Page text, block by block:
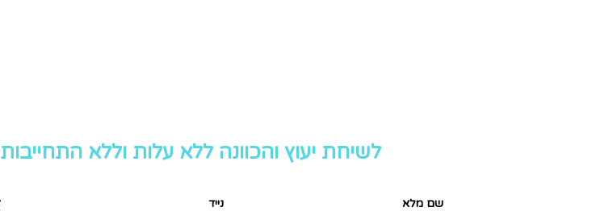
לשיחת יעוץ והכוונה ללא עלות וללא התחייבות